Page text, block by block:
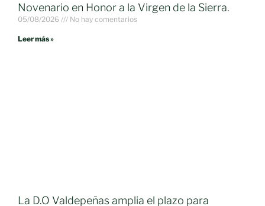
Novenario en Honor a la Virgen de la Sierra.
05/08/2026 No hay comentarios
Leer más »
La D.O Valdepeñas amplia el plazo para